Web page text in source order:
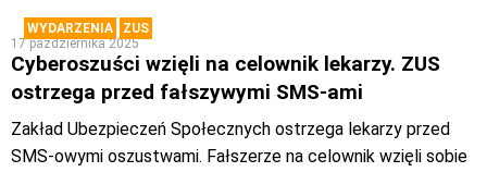
WYDARZENIA
ZUS
17 października 2025
Cyberoszuści wzięli na celownik lekarzy. ZUS
ostrzega przed fałszywymi SMS-ami
Zakład Ubezpieczeń Społecznych ostrzega lekarzy przed
SMS-owymi oszustwami. Fałszerze na celownik wzięli sobie